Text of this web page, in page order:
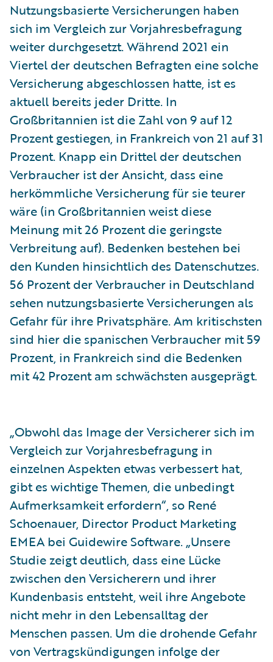
Nutzungsbasierte Versicherungen haben
sich im Vergleich zur Vorjahresbefragung
weiter durchgesetzt. Während 2021 ein
Viertel der deutschen Befragten eine solche
Versicherung abgeschlossen hatte, ist es
aktuell bereits jeder Dritte. In
Großbritannien ist die Zahl von 9 auf 12
Prozent gestiegen, in Frankreich von 21 auf 31
Prozent. Knapp ein Drittel der deutschen
Verbraucher ist der Ansicht, dass eine
herkömmliche Versicherung für sie teurer
wäre (in Großbritannien weist diese
Meinung mit 26 Prozent die geringste
Verbreitung auf). Bedenken bestehen bei
den Kunden hinsichtlich des Datenschutzes.
56 Prozent der Verbraucher in Deutschland
sehen nutzungsbasierte Versicherungen als
Gefahr für ihre Privatsphäre. Am kritischsten
sind hier die spanischen Verbraucher mit 59
Prozent, in Frankreich sind die Bedenken
mit 42 Prozent am schwächsten ausgeprägt.
„Obwohl das Image der Versicherer sich im
Vergleich zur Vorjahresbefragung in
einzelnen Aspekten etwas verbessert hat,
gibt es wichtige Themen, die unbedingt
Aufmerksamkeit erfordern“, so René
Schoenauer, Director Product Marketing
EMEA bei Guidewire Software. „Unsere
Studie zeigt deutlich, dass eine Lücke
zwischen den Versicherern und ihrer
Kundenbasis entsteht, weil ihre Angebote
nicht mehr in den Lebensalltag der
Menschen passen. Um die drohende Gefahr
von Vertragskündigungen infolge der